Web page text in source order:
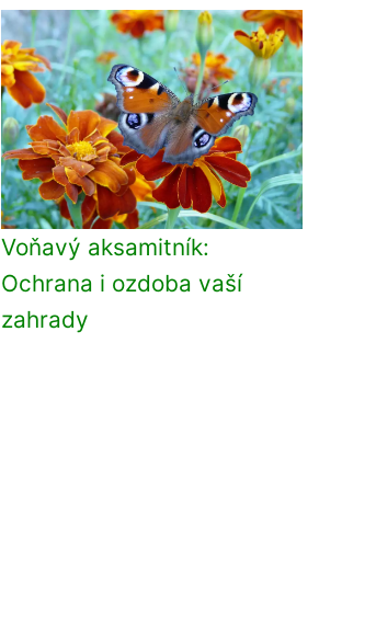
Voňavý aksamitník:
Ochrana i ozdoba vaší
zahrady